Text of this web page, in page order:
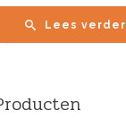
Lees verder